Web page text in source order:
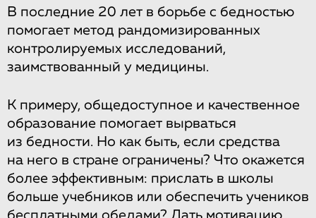
В последние 20 лет в борьбе с бедностью
помогает метод рандомизированных
контролируемых исследований,
заимствованный у медицины.
К примеру, общедоступное и качественное
образование помогает вырваться
из бедности. Но как быть, если средства
на него в стране ограничены? Что окажется
более эффективным: прислать в школы
больше учебников или обеспечить учеников